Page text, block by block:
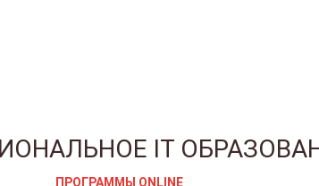
IT
ПРОГРАММЫ ONLINE